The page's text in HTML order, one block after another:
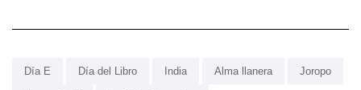
Día E Día del Libro India Alma llanera Joropo